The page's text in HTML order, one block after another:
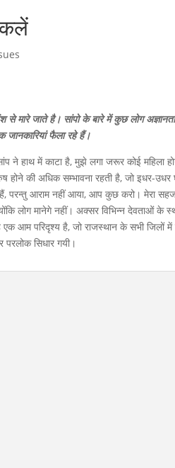
से मारे जाते है। सांपो के बारे में कुछ लोग
जानकारियां फैला रहे हैं।
ने हाथ में काटा है, मुझे लगा जरूर कोई महिला
होने की अधिक सम्भावना रहती है, जो इधर-
परन्तु आराम नहीं आया, आप कुछ करो। मेरा
लोग मानेगे नहीं। अक्सर विभिन्न देवताओं के
आम परिदृश्य है, जो राजस्थान के सभी जिलों
सिधार गयी।